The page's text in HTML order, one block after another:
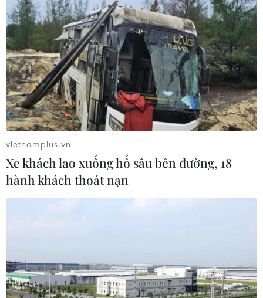
vietnamplus.vn
Xe khách lao xuống hố sâu bên đường, 18
hành khách thoát nạn